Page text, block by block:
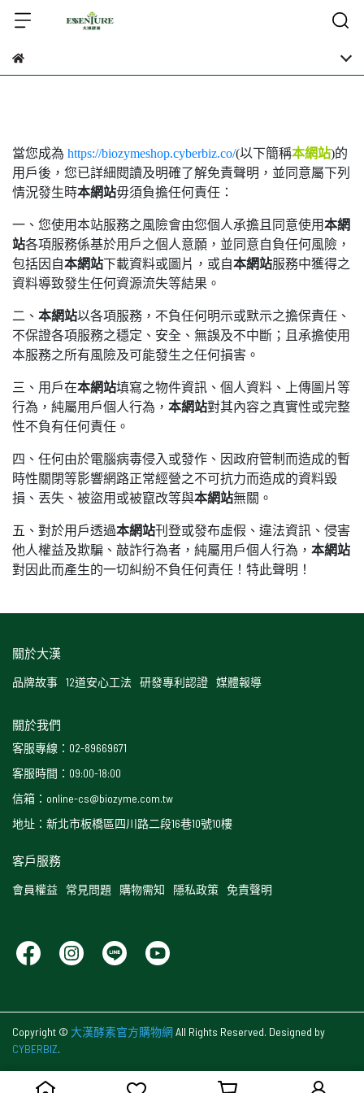
當您成為 https://biozymeshop.cyberbiz.co/(以下簡稱本網站)的
用戶後，您已詳細閱讀及明確了解免責聲明，並同意屬下列
情況發生時本網站毋須負擔任何責任：
一、您使用本站服務之風險會由您個人承擔且同意使用本網
站各項服務係基於用戶之個人意願，並同意自負任何風險，
包括因自本網站下載資料或圖片，或自本網站服務中獲得之
資料導致發生任何資源流失等結果。
二、 本網站以各項服務，不負任何明示或默示之擔保責任、
不保證各項服務之穩定、安全、無誤及不中斷；且承擔使用
本服務之所有風險及可能發生之任何損害。
三、用戶在本網站填寫之物件資訊、個人資料、上傳圖片等
行為，純屬用戶個人行為， 本網站對其內容之真實性或完整
性不負有任何責任。
四、任何由於電腦病毒侵入或發作、因政府管制而造成的暫
時性關閉等影響網路正常經營之不可抗力而造成的資料毀
損、丟失、被盜用或被竄改等與本網站無關。
五、對於用戶透過本網站刊登或發布虛假、違法資訊、侵害
他人權益及欺騙、敲詐行為者，純屬用戶個人行為， 本網站
對因此而產生的一切糾紛不負任何責任！特此聲明！
關於大漢
品牌故事 12道安心工法 研發專利認證 媒體報導
關於我們
客服專線：02-89669671
客服時間：09:00-18:00
信箱：online-cs@biozyme.com.tw
地址：新北市板橋區四川路二段16巷10號10樓
客戶服務
會員權益 常見問題 購物需知 隱私政策 免責聲明
Copyright © 大漢酵素官方購物網All Rights Reserved. Designed by
CYBERBIZ.